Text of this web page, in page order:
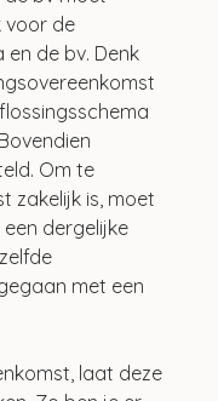
voor de
de bv. Denk
Om te
zakelijk is, moet
dergelijke
met een
laat deze